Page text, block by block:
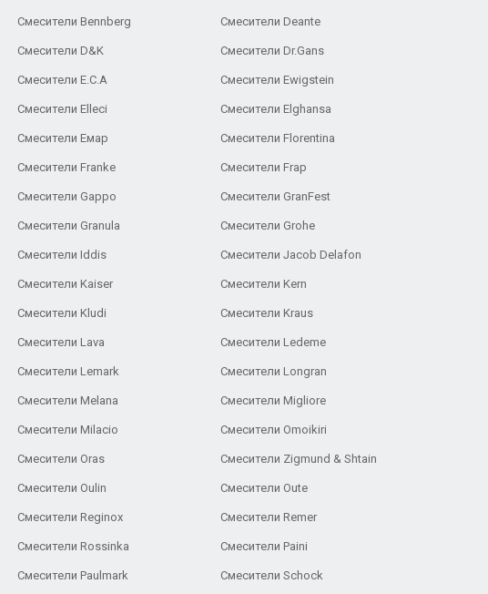
Смесители Bennberg Смесители Deante
Смесители D&K Смесители Dr.Gans
Смесители E.C.A Cмесители Ewigstein
Смесители Elleci Смесители Elghansa
Смесители Емар Смесители Florentina
Смесители Franke Смесители Frap
Смесители Gappo Смесители GranFest
Смесители Granula Смесители Grohe
Смесители Iddis Смесители Jacob Delafon
Смесители Kaiser Смесители Kern
Смесители Kludi Смесители Kraus
Смесители Lava Смесители Ledeme
Смесители Lemark Смесители Longran
Смесители Melana Смесители Migliore
Смесители Milacio Смесители Omoikiri
Смесители Oras Смесители Zigmund & Shtain
Смесители Oulin Смесители Oute
Смесители Reginox Смесители Remer
Смесители Rossinka Смесители Paini
Смесители Paulmark Смесители Schock